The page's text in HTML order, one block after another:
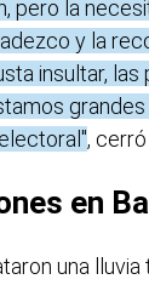
pero la
y la
insultar,
,
en
una lluvia